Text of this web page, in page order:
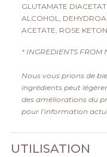
GLUTAMATE
ALCOHOL,
ACETATE, ROSE
* INGREDIENTS FROM
Nous vous prions de
ingrédients peut
des améliorations du
pour l’information
UTILISATION